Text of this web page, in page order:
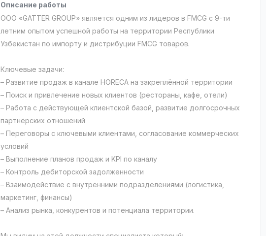
Описание работы
ООО «GATTER GROUP» является одним из лидеров в FMCG c 9-ти
летним опытом успешной работы на территории Республики
Узбекистан по импорту и дистрибуции FMCG товаров.
Ключевые задачи:
– Развитие продаж в канале HORECA на закреплённой территории
– Поиск и привлечение новых клиентов (рестораны, кафе, отели)
– Работа с действующей клиентской базой, развитие долгосрочных
партнёрских отношений
– Переговоры с ключевыми клиентами, согласование коммерческих
условий
– Выполнение планов продаж и KPI по каналу
– Контроль дебиторской задолженности
– Взаимодействие с внутренними подразделениями (логистика,
маркетинг, финансы)
– Анализ рынка, конкурентов и потенциала территории.